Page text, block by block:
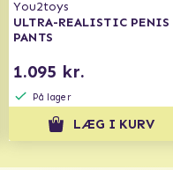
You2toys
ULTRA-REALISTIC PENIS
PANTS
1.095 kr.
På lager
LÆG I KURV